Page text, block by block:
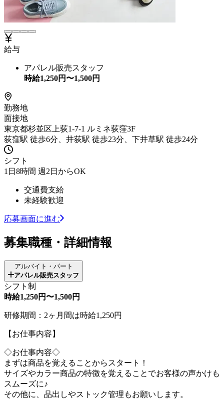
給与
アパレル販売スタッフ
時給1,250円〜1,500円
勤務地
面接地
東京都杉並区上荻1-7-1 ルミネ荻窪3F
荻窪駅 徒歩6分、井荻駅 徒歩23分、下井草駅 徒歩24分
シフト
1日8時間 週2日からOK
交通費支給
未経験歓迎
応募画面に進む
募集職種・詳細情報
アルバイト・パート
アパレル販売スタッフ
シフト制
時給1,250円〜1,500円
研修期間：2ヶ月間は時給1,250円
【お仕事内容】
◇お仕事内容◇
まずは商品を覚えることからスタート！
サイズやカラー商品の特徴を覚えることでお客様の声かけも
スムーズに♪
その他に、品出しやストック管理もお願いします。